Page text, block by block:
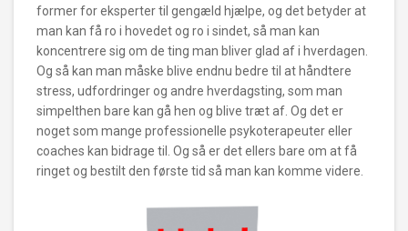
former for eksperter til gengæld hjælpe, og det betyder at
man kan få ro i hovedet og ro i sindet, så man kan
koncentrere sig om de ting man bliver glad af i hverdagen.
Og så kan man måske blive endnu bedre til at håndtere
stress, udfordringer og andre hverdagsting, som man
simpelthen bare kan gå hen og blive træt af. Og det er
noget som mange professionelle psykoterapeuter eller
coaches kan bidrage til. Og så er det ellers bare om at få
ringet og bestilt den første tid så man kan komme videre.